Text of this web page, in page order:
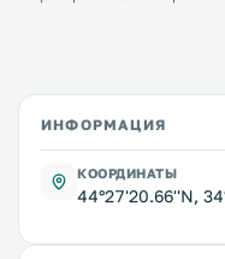
ИНФОРМАЦИЯ
КООРДИНАТЫ
44°27'20.66''N,